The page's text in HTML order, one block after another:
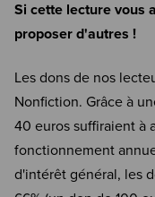
Si cette lecture vous
proposer d'autres !
Les dons de nos
Nonfiction. Grâce à
40 euros suffiraient à
fonctionnement
d'intérêt général, les